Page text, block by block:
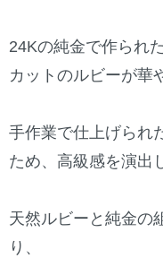
24Kの純金で作られ
カットのルビーが華
手作業で仕上げられ
ため、高級感を演出
天然ルビーと純金の
り、